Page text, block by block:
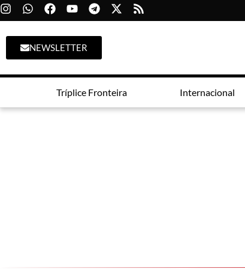
NEWSLETTER
Tríplice Fronteira Internacional